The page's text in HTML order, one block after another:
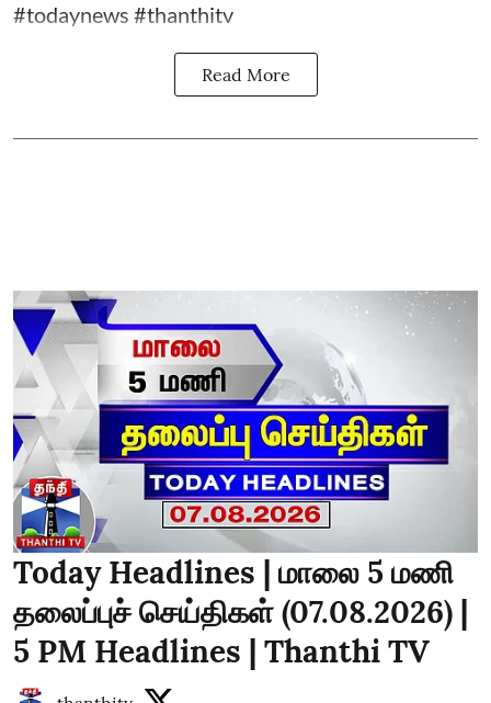
#todaynews #thanthitv
Read More
Today Headlines | மாலை 5 மணி
தலைப்புச் செய்திகள் (07.08.2026) |
5 PM Headlines | Thanthi TV